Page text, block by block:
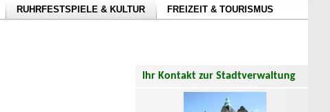
RUHRFESTSPIELE & KULTUR FREIZEIT & TOURISMUS
Ihr Kontakt zur Stadtverwaltung